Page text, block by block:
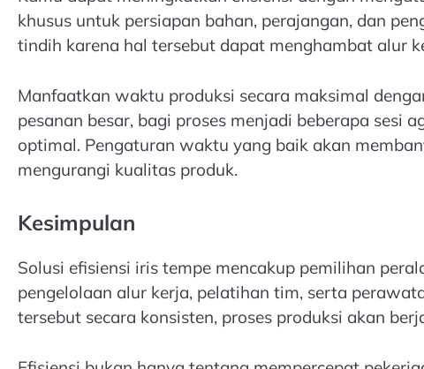
khusus untuk persiapan bahan, perajangan, dan
tindih karena hal tersebut dapat menghambat alur
Manfaatkan waktu produksi secara maksimal
pesanan besar, bagi proses menjadi beberapa sesi
optimal. Pengaturan waktu yang baik akan
mengurangi kualitas produk.
Kesimpulan
Solusi efisiensi iris tempe mencakup pemilihan
pengelolaan alur kerja, pelatihan tim, serta
tersebut secara konsisten, proses produksi akan